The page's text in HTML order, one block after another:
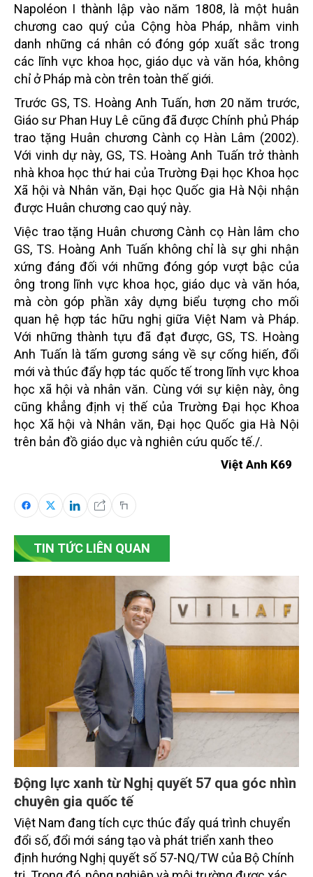
Napoléon I thành lập vào năm 1808, là một huân
chương cao quý của Cộng hòa Pháp, nhằm vinh
danh những cá nhân có đóng góp xuất sắc trong
các lĩnh vực khoa học, giáo dục và văn hóa, không
chỉ ở Pháp mà còn trên toàn thế giới.
Trước GS, TS. Hoàng Anh Tuấn, hơn 20 năm trước,
Giáo sư Phan Huy Lê cũng đã được Chính phủ Pháp
trao tặng Huân chương Cành cọ Hàn Lâm (2002).
Với vinh dự này, GS, TS. Hoàng Anh Tuấn trở thành
nhà khoa học thứ hai của Trường Đại học Khoa học
Xã hội và Nhân văn, Đại học Quốc gia Hà Nội nhận
được Huân chương cao quý này.
Việc trao tặng Huân chương Cành cọ Hàn lâm cho
GS, TS. Hoàng Anh Tuấn không chỉ là sự ghi nhận
xứng đáng đối với những đóng góp vượt bậc của
ông trong lĩnh vực khoa học, giáo dục và văn hóa,
mà còn góp phần xây dựng biểu tượng cho mối
quan hệ hợp tác hữu nghị giữa Việt Nam và Pháp.
Với những thành tựu đã đạt được, GS, TS. Hoàng
Anh Tuấn là tấm gương sáng về sự cống hiến, đổi
mới và thúc đẩy hợp tác quốc tế trong lĩnh vực khoa
học xã hội và nhân văn. Cùng với sự kiện này, ông
cũng khẳng định vị thế của Trường Đại học Khoa
học Xã hội và Nhân văn, Đại học Quốc gia Hà Nội
trên bản đồ giáo dục và nghiên cứu quốc tế./.
Việt Anh K69
TIN TỨC LIÊN QUAN
Động lực xanh từ Nghị quyết 57 qua góc nhìn
chuyên gia quốc tế
Việt Nam đang tích cực thúc đẩy quá trình chuyển
đổi số, đổi mới sáng tạo và phát triển xanh theo
định hướng Nghị quyết số 57-NQ/TW của Bộ Chính